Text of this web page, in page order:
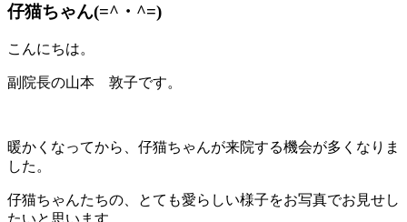
仔猫ちゃん(=^・^=)
こんにちは。
副院長の山本 敦子です。
暖かくなってから、仔猫ちゃんが来院する機会が多くなりま
した。
仔猫ちゃんたちの、とても愛らしい様子をお写真でお見せし